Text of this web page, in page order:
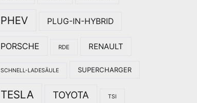
PHEV PLUG-IN-HYBRID
PORSCHE RDE RENAULT
SCHNELL-LADESÄULE SUPERCHARGER
TESLA TOYOTA TSI